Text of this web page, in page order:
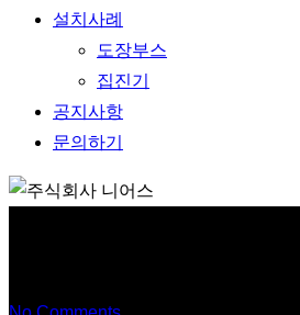
설치사례
도장부스
집진기
공지사항
문의하기